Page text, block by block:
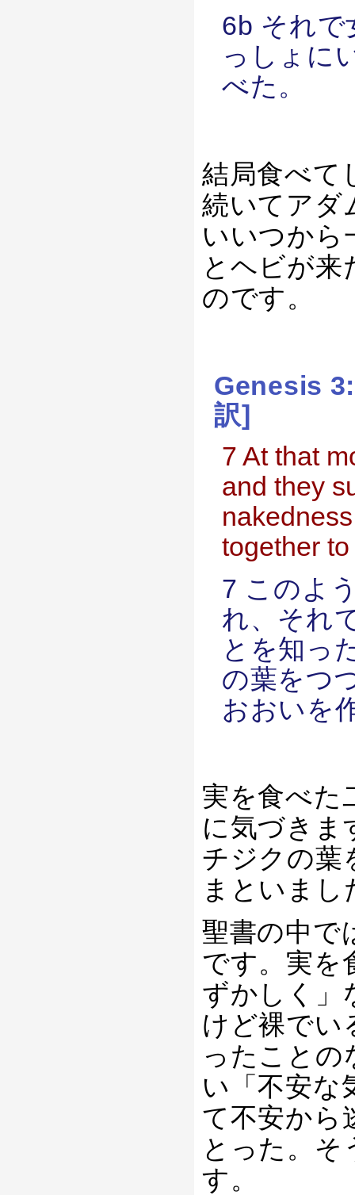
6b それで
っしょに
べた。
結局食べて
続いてアダ
いいつから
とヘビが
のです。
Genesis
訳]
7 At that
and they
together
7 このよ
れ、それ
とを知っ
の葉をつ
おおいを
実を食べた
に気づきま
チジクの葉
まといまし
聖書の中で
です。実を
ずかしく」
けど裸でい
ったことの
い「不安な
て不安から
とった。そ
す。